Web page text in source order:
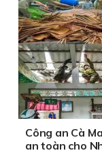
Công an Cà
an toàn cho